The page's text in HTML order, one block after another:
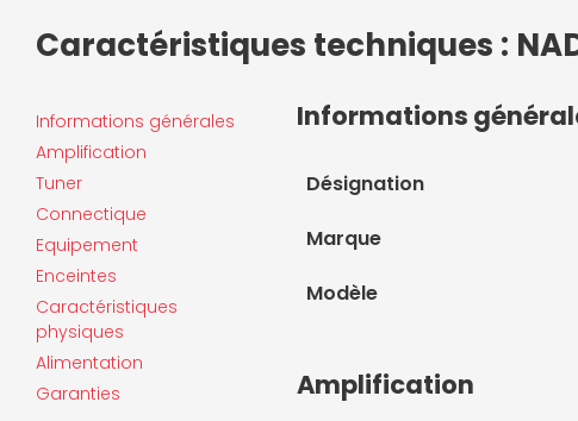
Caractéristiques techniques :
Informations générales
Amplification
Tuner
Connectique
Equipement
Enceintes
Caractéristiques
physiques
Alimentation
Garanties
Informations
Désignation
Marque
Modèle
Amplification